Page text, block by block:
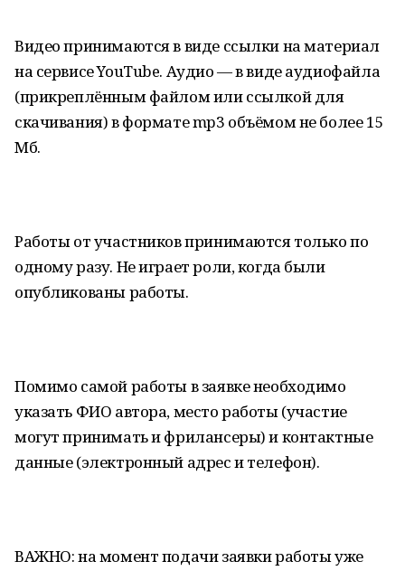
Видео принимаются в виде ссылки на материал
на сервисе YouTube. Аудио — в виде аудиофайла
(прикреплённым файлом или ссылкой для
скачивания) в формате mp3 объёмом не более 15
Мб.
Работы от участников принимаются только по
одному разу. Не играет роли, когда были
опубликованы работы.
Помимо самой работы в заявке необходимо
указать ФИО автора, место работы (участие
могут принимать и фрилансеры) и контактные
данные (электронный адрес и телефон).
ВАЖНО: на момент подачи заявки работы уже